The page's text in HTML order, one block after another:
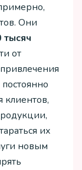
Они
тысяч
от
клиентов,
их
новым